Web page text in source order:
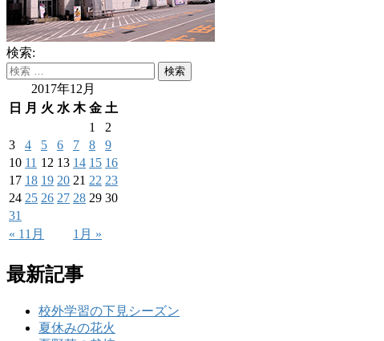
検索:
2017年12月
日
月 火 水 木 金 土
« 11月 1月 »
1
2
3
4 5 6 7 8
9
10 11 12 13 14 15 16
17 18 19 20 21 22 23
24 25 26 27 28 29 30
31
最新記事
校外学習の下見シーズン
夏休みの花火